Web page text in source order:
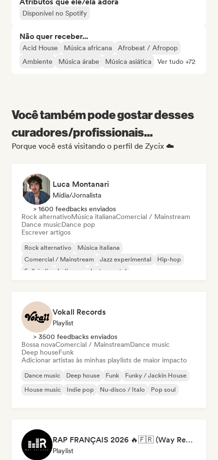
Disponível no Spotify
Não quer receber...
Acid House Música africana
Afrobeat / Afropop
Ambiente
Música árabe Música asiática Ver tudo +72
Você também pode gostar desses
curadores/profissionais...
Porque você está visitando o perfil de Zycix ☁️
Luca Montanari
Mídia/Jornalista
> 1600 feedbacks enviados
Rock alternativoMúsica italianaComercial / Mainstream
Dance musicDance pop
Escrever artigos
Rock alternativo
Música italiana
Comercial / Mainstream
Jazz experimental
Hip-hop
Folk indie
Indie pop Instrumental
Vokall Records
Playlist
> 3500 feedbacks enviados
Bossa novaComercial / MainstreamDance music
Deep houseFunk
Adicionar artistas às minhas playlists de maior impacto
Dance music Deep house Funk
Funky / Jackin House
House music
Indie pop Nu-disco / Italo Pop soul
RAP FRANÇAIS 2026 🔥🇫🇷 (Way Records)
Playlist